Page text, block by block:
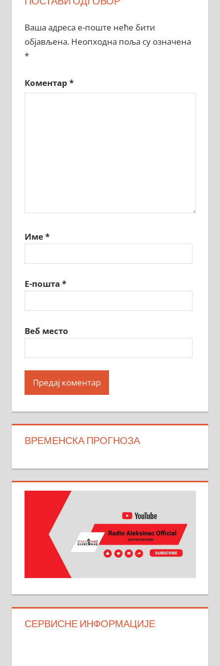
Ваша адреса е-поште неће бити
објављена. Неопходна поља су означена
*
Коментар *
Име*
Е-пошта *
Веб место
ВРЕМЕНСКА ПРОГНОЗА
СЕРВИСНЕ ИНФОРМАЦИЈЕ